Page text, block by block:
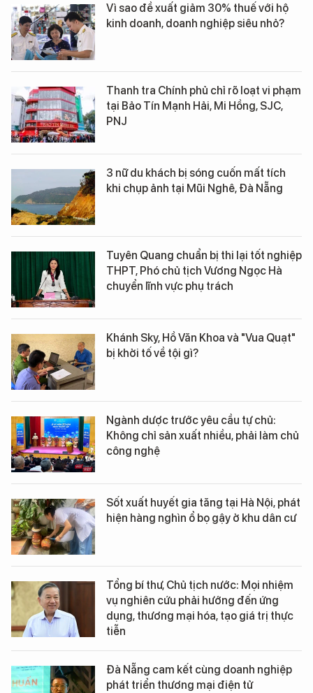
Vì sao đề xuất giảm 30% thuế với hộ
kinh doanh, doanh nghiệp siêu nhỏ?
Thanh tra Chính phủ chỉ rõ loạt vi phạm
tại Bảo Tín Mạnh Hải, Mi Hồng, SJC,
PNJ
3 nữ du khách bị sóng cuốn mất tích
khi chụp ảnh tại Mũi Nghê, Đà Nẵng
Tuyên Quang chuẩn bị thi lại tốt nghiệp
THPT, Phó chủ tịch Vương Ngọc Hà
chuyển lĩnh vực phụ trách
Khánh Sky, Hồ Văn Khoa và "Vua Quạt"
bị khởi tố về tội gì?
Ngành dược trước yêu cầu tự chủ:
Không chỉ sản xuất nhiều, phải làm chủ
công nghệ
Sốt xuất huyết gia tăng tại Hà Nội, phát
hiện hàng nghìn ổ bọ gậy ở khu dân cư
Tổng bí thư, Chủ tịch nước: Mọi nhiệm
vụ nghiên cứu phải hướng đến ứng
dụng, thương mại hóa, tạo giá trị thực
tiễn
Đà Nẵng cam kết cùng doanh nghiệp
phát triển thương mại điện tử